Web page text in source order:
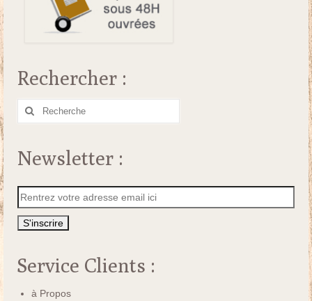
Rechercher :
Rechercher
Newsletter :
Service Clients :
à Propos